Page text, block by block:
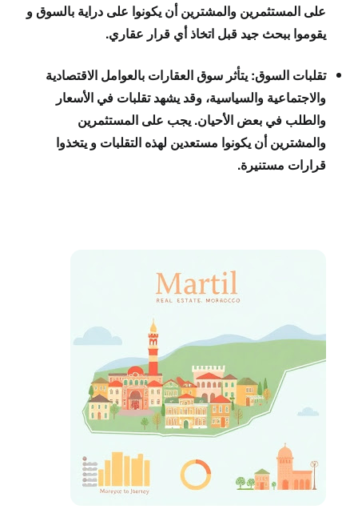
على المستثمرين والمشترين أن يكونوا على دراية بالسوق و
يقوموا ببحث جيد قبل اتخاذ أي قرار عقاري.
تقلبات السوق: يتأثر سوق العقارات بالعوامل الاقتصادية
والاجتماعية والسياسية، وقد يشهد تقلبات في الأسعار
والطلب في بعض الأحيان. يجب على المستثمرين
والمشترين أن يكونوا مستعدين لهذه التقلبات و يتخذوا
قرارات مستنيرة.